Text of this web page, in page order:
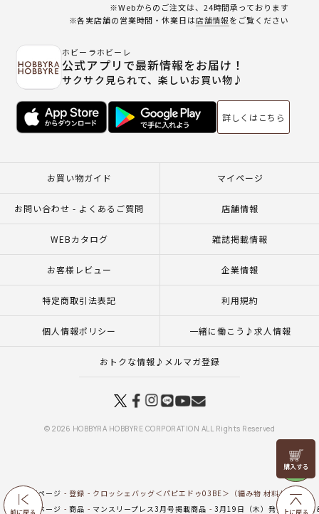
前に戻る
リリヤン
フェア
上に戻る
※Webからのご注文は、24時間承っております
※各実店舗の営業時間・休業日は店舗情報をご覧ください
ホビーラホビーレ
公式アプリで最新情報をお届け！
サクサク見られて、楽しいお買い物♪
詳しくはこちら
お買い物ガイド マイページ
お問い合わせ - よくあるご質問 店舗情報
WEBカタログ 雑誌掲載情報
お客様レビュー 企業情報
特定商取引法表記 利用規約
個人情報ポリシー 一緒に働こう♪求人情報
おトクな情報♪メルマガ登録
© 2026 HOBBYRA HOBBYRE CORPORATION ALL Rights Reserved
トップページ 登録
クロッシェバッグ＜パピエドゥ03BE＞（編み物 材料セット）
トップページ
商品 マンスリープレス3月号掲載商品 3月19日（木）発売の新商品